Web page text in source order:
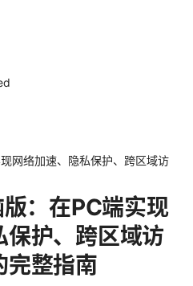
网络加速、隐私保护、跨区域访
：在PC端实现
保护、跨区域访
完整指南